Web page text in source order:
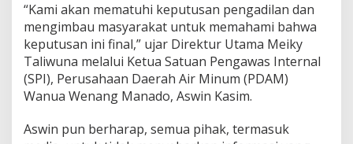
e
m
b
a
y
a
r
e
“Kami akan mematuhi keputusan pengadilan dan
mengimbau masyarakat untuk memahami bahwa
keputusan ini final,” ujar Direktur Utama Meiky
Taliwuna melalui Ketua Satuan Pengawas Internal
(SPI), Perusahaan Daerah Air Minum (PDAM)
Wanua Wenang Manado, Aswin Kasim.
Aswin pun berharap, semua pihak, termasuk